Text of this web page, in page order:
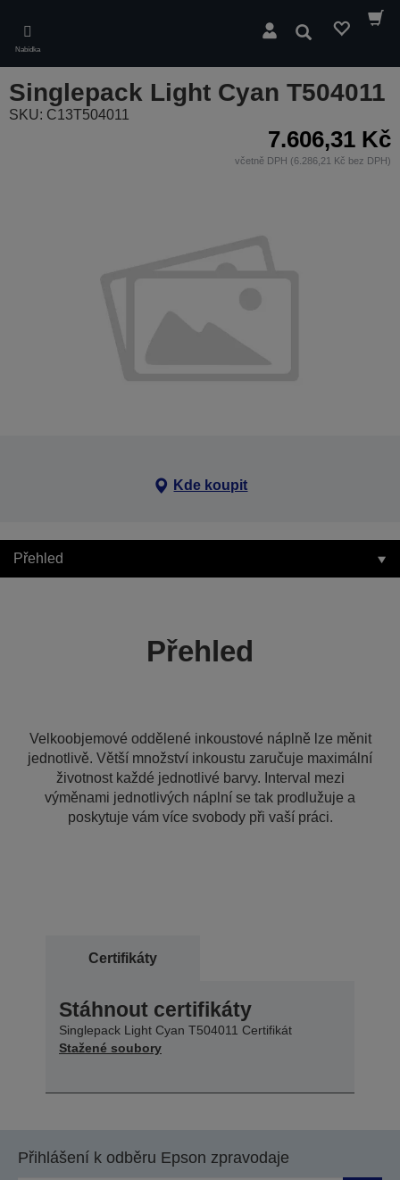
main
content
Nabídka
Hledat
Singlepack Light Cyan T504011
SKU: C13T504011
7.606,31 Kč
včetně DPH (6.286,21 Kč bez DPH)
Kde koupit
Přehled
Přehled
Velkoobjemové oddělené inkoustové náplně lze měnit
jednotlivě. Větší množství inkoustu zaručuje maximální
životnost každé jednotlivé barvy. Interval mezi
výměnami jednotlivých náplní se tak prodlužuje a
poskytuje vám více svobody při vaší práci.
Certifikáty
Stáhnout certifikáty
Singlepack Light Cyan T504011 Certifikát
Stažené soubory
Přihlášení k odběru Epson zpravodaje